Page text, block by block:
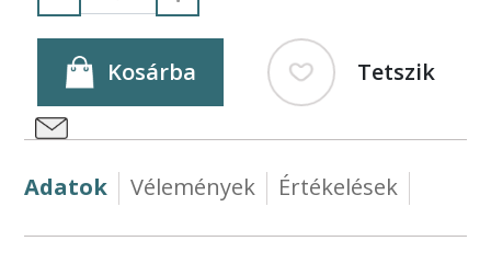
Kosárba Tetszik
Adatok Vélemények Értékelések